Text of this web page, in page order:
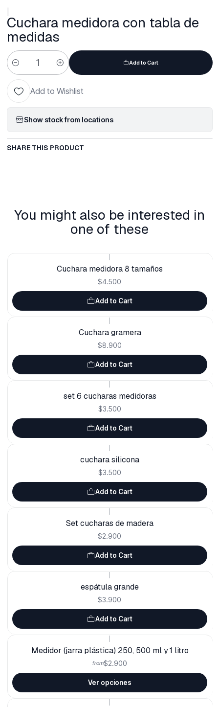
Cuchara medidora con tabla de
medidas
Quantity
Add to Cart
Add to Wishlist
Show stock from locations
SHARE THIS PRODUCT
You might also be interested in
one of these
Cuchara medidora 8 tamaños
$4.500
Add to Cart
Cuchara gramera
$8.900
Add to Cart
set 6 cucharas medidoras
$3.500
Add to Cart
cuchara silicona
$3.500
Add to Cart
Set cucharas de madera
$2.900
Add to Cart
espátula grande
$3.900
Add to Cart
Medidor (jarra plástica) 250, 500 ml y 1 litro
from$2.900
Ver opciones